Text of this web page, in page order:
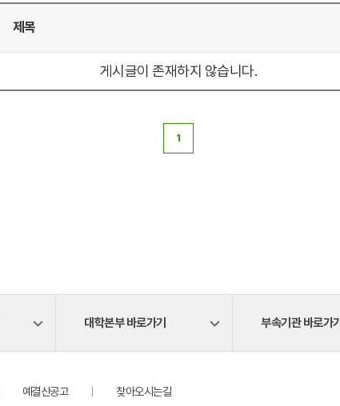
제목
게시글이 존재하지 않습니다.
1
대학본부 바로가기 부속기관 바로가기
예결산공고 찾아오시는길